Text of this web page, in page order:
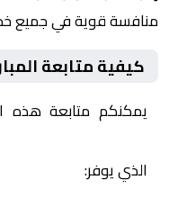
منافسة قوية في جميع
كيفية متابعة
يمكنكم متابعة هذه
الذي يوفر: